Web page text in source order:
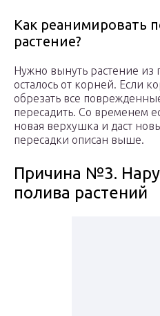
Как реанимировать
растение?
Нужно вынуть растение из
осталось от корней. Если
обрезать все
пересадить. Со временем
новая верхушка и даст
пересадки описан выше.
Причина №3.
полива растений